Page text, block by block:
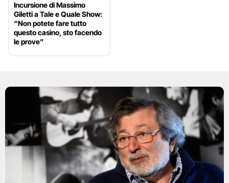
Incursione di Massimo
Giletti a Tale e Quale Show:
“Non potete fare tutto
questo casino, sto facendo
le prove”